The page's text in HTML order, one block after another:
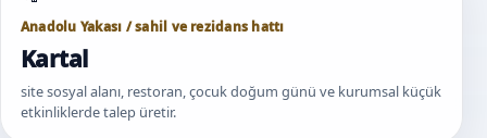
Anadolu Yakası / sahil ve rezidans hattı
Kartal
site sosyal alanı, restoran, çocuk doğum günü ve kurumsal küçük
etkinliklerde talep üretir.